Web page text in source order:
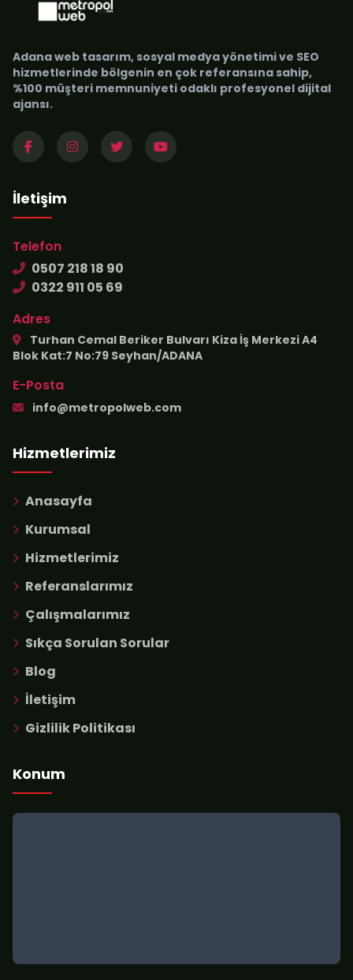
Adana web tasarım, sosyal medya yönetimi ve SEO
hizmetlerinde bölgenin en çok referansına sahip,
%100 müşteri memnuniyeti odaklı profesyonel dijital
ajansı.
İletişim
Telefon
0507 218 18 90
0322 911 05 69
Adres
Turhan Cemal Beriker Bulvarı Kiza İş Merkezi A4
Blok Kat:7 No:79 Seyhan/ADANA
E-Posta
info@metropolweb.com
Hizmetlerimiz
Anasayfa
Kurumsal
Hizmetlerimiz
Referanslarımız
Çalışmalarımız
Sıkça Sorulan Sorular
Blog
İletişim
Gizlilik Politikası
Konum